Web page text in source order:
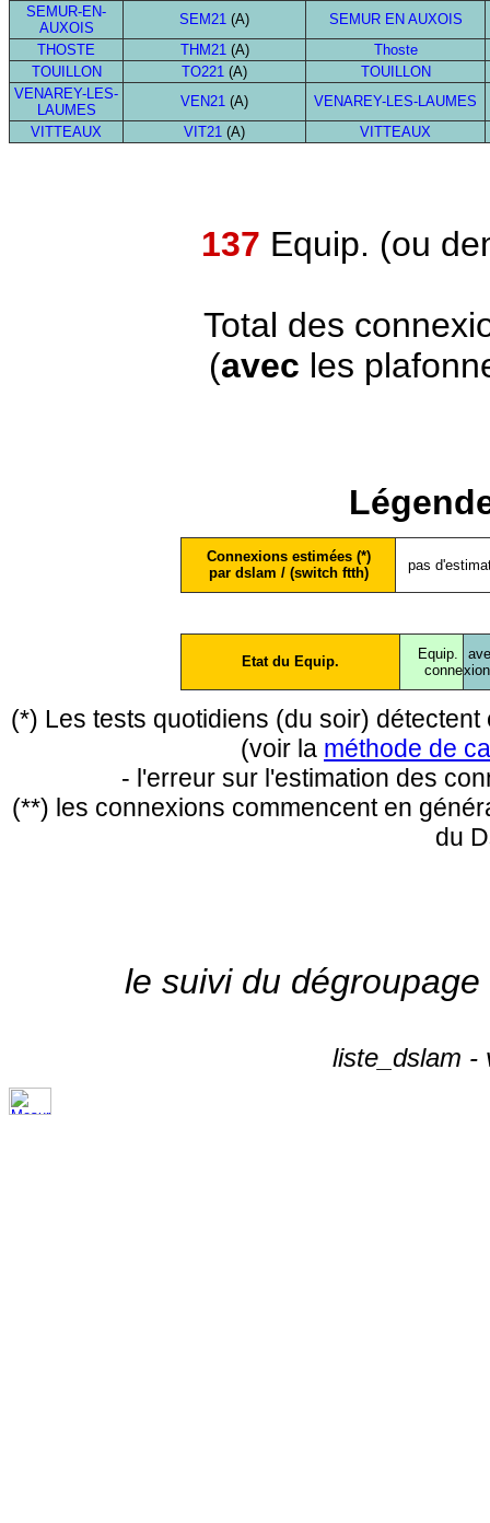
SEMUR-EN-
AUXOIS
SEM21 (A)
SEMUR EN AUXOIS
THOSTE
THM21(A)
Thoste
TOUILLON
TO221 (A)
TOUILLON
VENAREY-LES-
LAUMES
VEN21 (A)
VENAREY-LES-LAUMES
VITTEAUX
VIT21 (A) VITTEAUX
137 Equip. (ou
Total des
(avec les
Connexions estimées (*)
par dslam / (switch ftth)
pas
Etat du Equip.
Equip.
conne
(*) Les tests quotidiens (du soir)
(voir la méthode de
- l'erreur sur l'estimation des
(**) les connexions commencent en
du
le suivi du
liste_dslam -